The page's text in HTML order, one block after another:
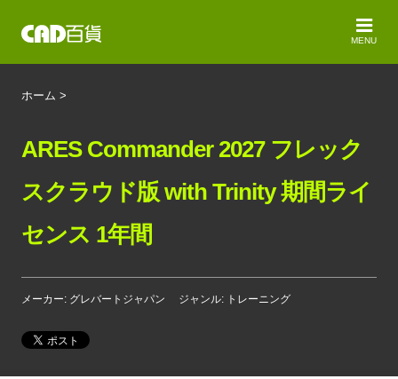
MENU
ホーム >
ARES Commander 2027 フレック
スクラウド版 with Trinity 期間ライ
センス 1年間
メーカー: グレバートジャパン ジャンル: トレーニング